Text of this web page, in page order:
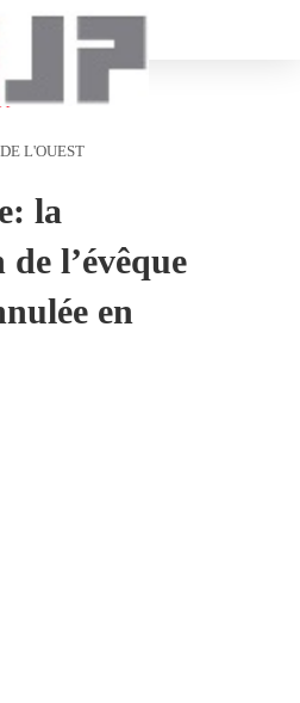
L'OUEST
la
l’évêque
en